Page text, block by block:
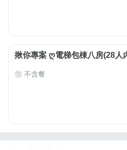
揪你專案 Ღ電梯包棟八房(28人
不含餐